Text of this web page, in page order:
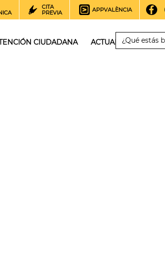
CITA
PREVIA
APPVALÈNCIA
CIUDADANA ACTUALIDAD